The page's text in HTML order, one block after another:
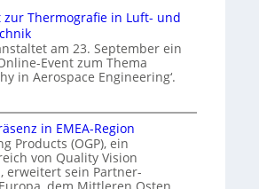
D
u
c
k
r
k
e
zur Thermografie in Luft- und
am 23. September ein
Event zum Thema
in Aerospace Engineering‘.
in EMEA-Region
Products (OGP), ein
von Quality Vision
erweitert sein Partner-